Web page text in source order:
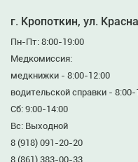
г. Кропоткин, ул.
Пн-Пт: 8:00-19:00
Медкомиссия:
медкнижки - 8:00-12:00
водительской справки - 8:00-
Сб: 9:00-14:00
Вс: Выходной
8 (918) 091-20-20
8 (861) 383-00-33